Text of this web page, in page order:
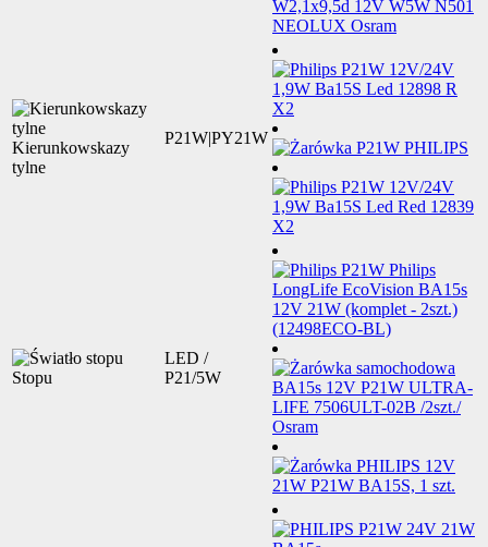
Kierunkowskazy
tylne
P21W|PY21W
Stopu
LED /
P21/5W